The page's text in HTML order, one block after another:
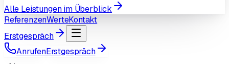
Alle Leistungen im Überblick
ReferenzenWerteKontakt
Erstgespräch
AnrufenErstgespräch